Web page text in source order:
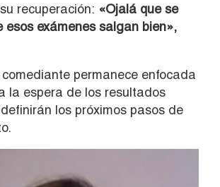
recuperación: «Ojalá que se
esos exámenes salgan bien»,
permanece enfocada
la espera de los resultados
los próximos pasos de